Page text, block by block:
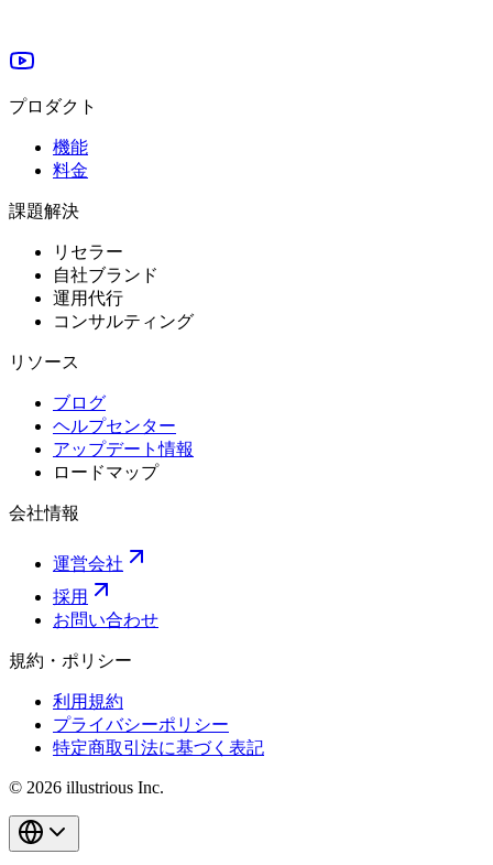
プロダクト
機能
料金
課題解決
リセラー
自社ブランド
運用代行
コンサルティング
リソース
ブログ
ヘルプセンター
アップデート情報
ロードマップ
会社情報
運営会社
採用
お問い合わせ
規約・ポリシー
利用規約
プライバシーポリシー
特定商取引法に基づく表記
© 2026 illustrious Inc.